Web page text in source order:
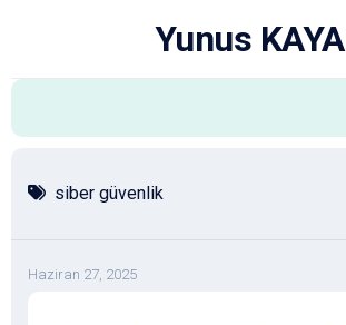
Yunus KAYA
siber güvenlik
Haziran 27, 2025